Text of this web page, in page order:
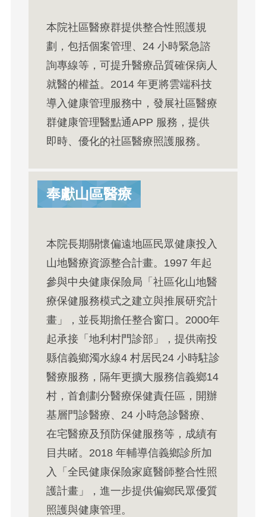
本院社區醫療群提供整合性照護規
劃，包括個案管理、24 小時緊急諮
詢專線等，可提升醫療品質確保病人
就醫的權益。2014 年更將雲端科技
導入健康管理服務中，發展社區醫療
群健康管理醫點通APP 服務，提供
即時、優化的社區醫療照護服務。
奉獻山區醫療
本院長期關懷偏遠地區民眾健康投入
山地醫療資源整合計畫。1997 年起
參與中央健康保險局「社區化山地醫
療保健服務模式之建立與推展研究計
畫」，並長期擔任整合窗口。2000年
起承接「地利村門診部」，提供南投
縣信義鄉濁水線4 村居民24 小時駐診
醫療服務，隔年更擴大服務信義鄉14
村，首創劃分醫療保健責任區，開辦
基層門診醫療、24 小時急診醫療、
在宅醫療及預防保健服務等，成績有
目共睹。2018 年輔導信義鄉診所加
入「全民健康保險家庭醫師整合性照
護計畫」，進一步提供偏鄉民眾優質
照護與健康管理。